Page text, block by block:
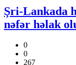
Şri-Lankada
nəfər həlak
0
0
267